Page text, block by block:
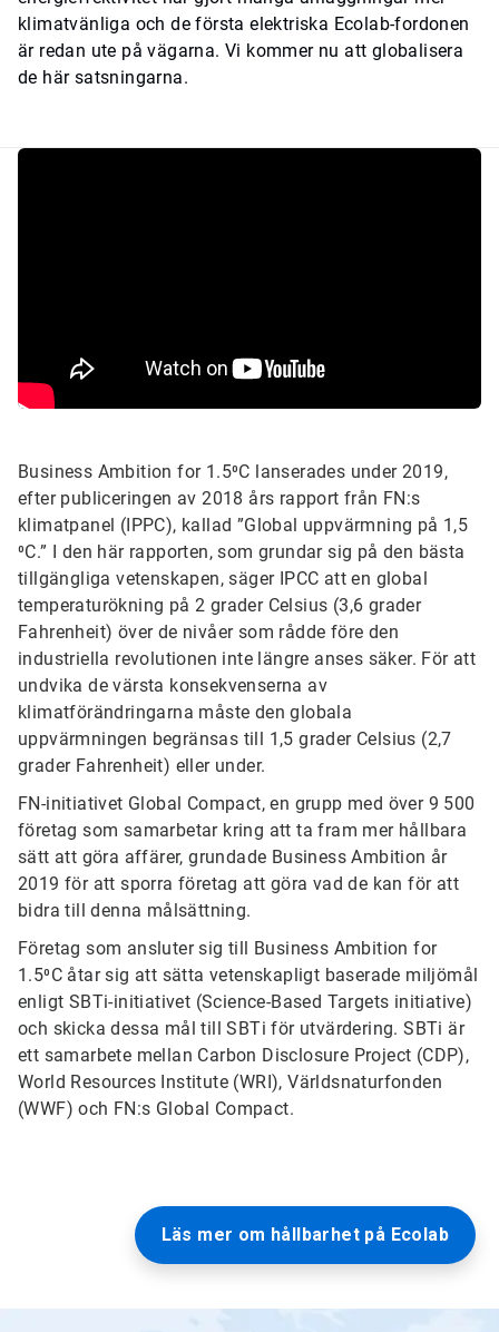
klimatvänliga och de första elektriska Ecolab-fordonen
är redan ute på vägarna. Vi kommer nu att globalisera
de här satsningarna.
Business Ambition for 1.5⁰C lanserades under 2019,
efter publiceringen av 2018 års rapport från FN:s
klimatpanel (IPPC), kallad ”Global uppvärmning på 1,5
⁰C.” I den här rapporten, som grundar sig på den bästa
tillgängliga vetenskapen, säger IPCC att en global
temperaturökning på 2 grader Celsius (3,6 grader
Fahrenheit) över de nivåer som rådde före den
industriella revolutionen inte längre anses säker. För att
undvika de värsta konsekvenserna av
klimatförändringarna måste den globala
uppvärmningen begränsas till 1,5 grader Celsius (2,7
grader Fahrenheit) eller under.
FN-initiativet Global Compact, en grupp med över 9 500
företag som samarbetar kring att ta fram mer hållbara
sätt att göra affärer, grundade Business Ambition år
2019 för att sporra företag att göra vad de kan för att
bidra till denna målsättning.
Företag som ansluter sig till Business Ambition for
1.5⁰C åtar sig att sätta vetenskapligt baserade miljömål
enligt SBTi-initiativet (Science-Based Targets initiative)
och skicka dessa mål till SBTi för utvärdering. SBTi är
ett samarbete mellan Carbon Disclosure Project (CDP),
World Resources Institute (WRI), Världsnaturfonden
(WWF) och FN:s Global Compact.
Läs mer om hållbarhet på Ecolab